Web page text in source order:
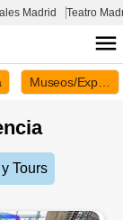
Madrid Teatro
Museos/
Tours